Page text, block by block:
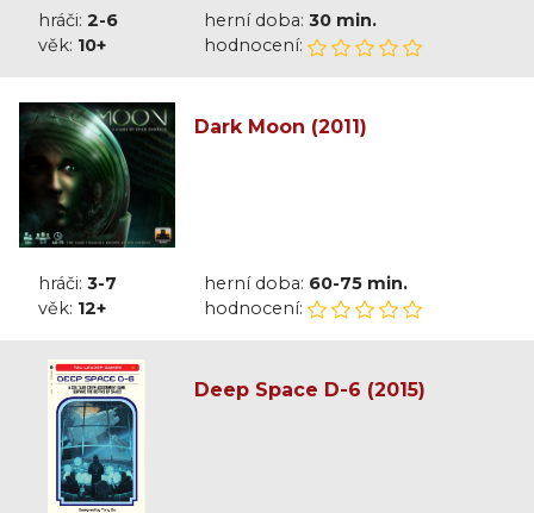
hráči: 2-6 herní doba: 30 min.
věk: 10+ hodnocení:
Dark Moon (2011)
hráči: 3-7 herní doba: 60-75 min.
věk: 12+ hodnocení:
Deep Space D-6 (2015)